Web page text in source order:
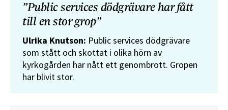
”Public services dödgrävare har fått
till en stor grop”
Ulrika Knutson: Public services dödgrävare
som stått och skottat i olika hörn av
kyrkogården har nått ett genombrott. Gropen
har blivit stor.